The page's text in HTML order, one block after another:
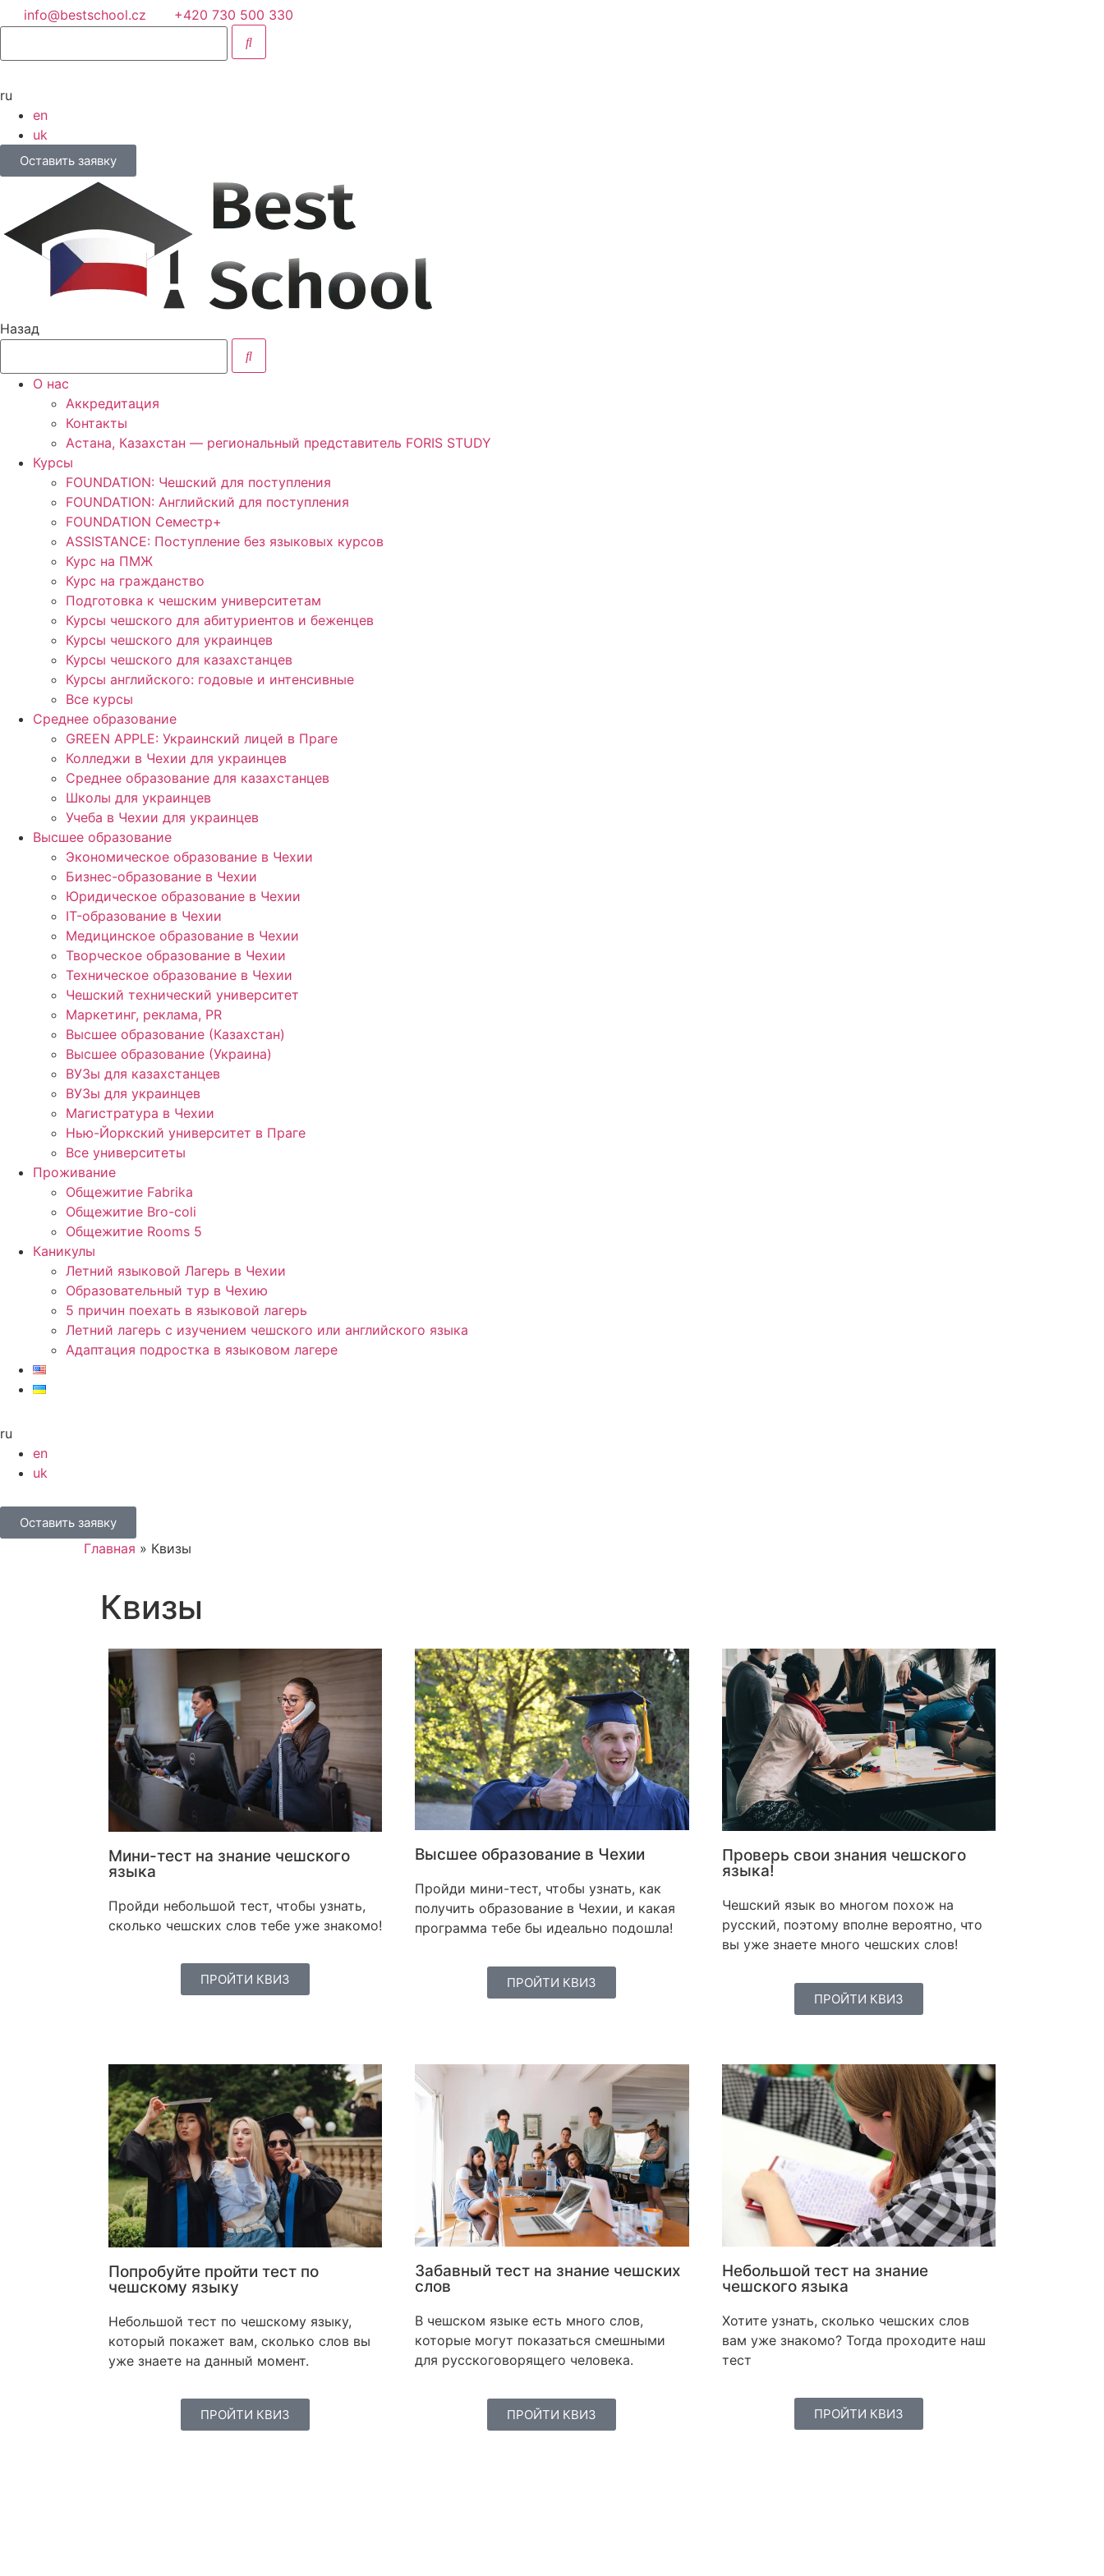
info@bestschool.cz +420 730 500 330
ru
en
uk
Оставить заявку
Назад
О нас
Аккредитация
Контакты
Астана, Казахстан — региональный представитель FORIS STUDY
Курсы
FOUNDATION: Чешский для поступления
FOUNDATION: Английский для поступления
FOUNDATION Семестр+
ASSISTANCE: Поступление без языковых курсов
Курс на ПМЖ
Курс на гражданство
Подготовка к чешским университетам
Курсы чешского для абитуриентов и беженцев
Курсы чешского для украинцев
Курсы чешского для казахстанцев
Курсы английского: годовые и интенсивные
Все курсы
Среднее образование
GREEN APPLE: Украинский лицей в Праге
Колледжи в Чехии для украинцев
Среднее образование для казахстанцев
Школы для украинцев
Учеба в Чехии для украинцев
Высшее образование
Экономическое образование в Чехии
Бизнес-образование в Чехии
Юридическое образование в Чехии
IT-образование в Чехии
Медицинское образование в Чехии
Творческое образование в Чехии
Техническое образование в Чехии
Чешский технический университет
Маркетинг, реклама, PR
Высшее образование (Казахстан)
Высшее образование (Украина)
ВУЗы для казахстанцев
ВУЗы для украинцев
Магистратура в Чехии
Нью-Йоркский университет в Праге
Все университеты
Проживание
Общежитие Fabrika
Общежитие Bro-coli
Общежитие Rooms 5
Каникулы
Летний языковой Лагерь в Чехии
Образовательный тур в Чехию
5 причин поехать в языковой лагерь
Летний лагерь с изучением чешского или английского языка
Адаптация подростка в языковом лагере
ru
en
uk
Оставить заявку
Главная » Квизы
Квизы
Мини-тест на знание чешского
языка
Пройди небольшой тест, чтобы узнать,
сколько чешских слов тебе уже знакомо!
ПРОЙТИ КВИЗ
Высшее образование в Чехии
Пройди мини-тест, чтобы узнать, как
получить образование в Чехии, и какая
программа тебе бы идеально подошла!
ПРОЙТИ КВИЗ
Проверь свои знания чешского
языка!
Чешский язык во многом похож на
русский, поэтому вполне вероятно, что
вы уже знаете много чешских слов!
ПРОЙТИ КВИЗ
Попробуйте пройти тест по
чешскому языку
Небольшой тест по чешскому языку,
который покажет вам, сколько слов вы
уже знаете на данный момент.
ПРОЙТИ КВИЗ
Забавный тест на знание чешских
слов
В чешском языке есть много слов,
которые могут показаться смешными
для русскоговорящего человека.
ПРОЙТИ КВИЗ
Небольшой тест на знание
чешского языка
Хотите узнать, сколько чешских слов
вам уже знакомо? Тогда проходите наш
тест
ПРОЙТИ КВИЗ